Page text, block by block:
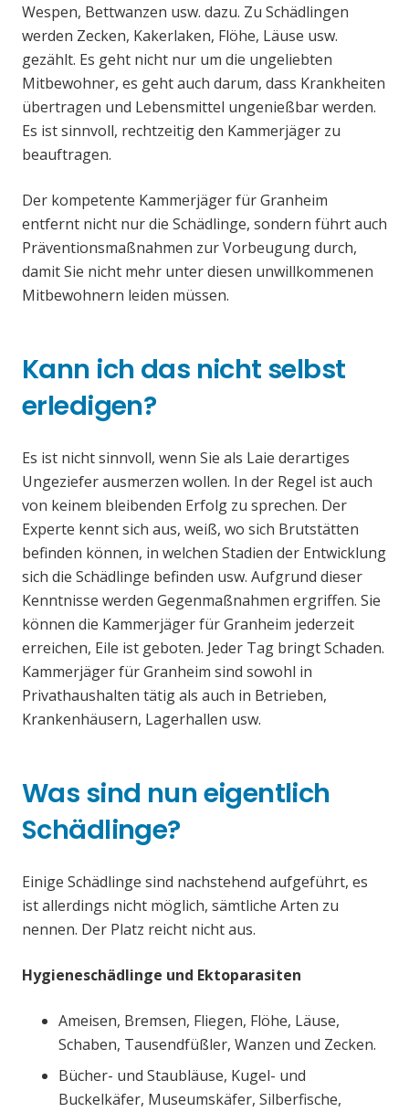
Wespen, Bettwanzen usw. dazu. Zu Schädlingen
werden Zecken, Kakerlaken, Flöhe, Läuse usw.
gezählt. Es geht nicht nur um die ungeliebten
Mitbewohner, es geht auch darum, dass Krankheiten
übertragen und Lebensmittel ungenießbar werden.
Es ist sinnvoll, rechtzeitig den Kammerjäger zu
beauftragen.
Der kompetente Kammerjäger für Granheim
entfernt nicht nur die Schädlinge, sondern führt auch
Präventionsmaßnahmen zur Vorbeugung durch,
damit Sie nicht mehr unter diesen unwillkommenen
Mitbewohnern leiden müssen.
Kann ich das nicht selbst
erledigen?
Es ist nicht sinnvoll, wenn Sie als Laie derartiges
Ungeziefer ausmerzen wollen. In der Regel ist auch
von keinem bleibenden Erfolg zu sprechen. Der
Experte kennt sich aus, weiß, wo sich Brutstätten
befinden können, in welchen Stadien der Entwicklung
sich die Schädlinge befinden usw. Aufgrund dieser
Kenntnisse werden Gegenmaßnahmen ergriffen. Sie
können die Kammerjäger für Granheim jederzeit
erreichen, Eile ist geboten. Jeder Tag bringt Schaden.
Kammerjäger für Granheim sind sowohl in
Privathaushalten tätig als auch in Betrieben,
Krankenhäusern, Lagerhallen usw.
Was sind nun eigentlich
Schädlinge?
Einige Schädlinge sind nachstehend aufgeführt, es
ist allerdings nicht möglich, sämtliche Arten zu
nennen. Der Platz reicht nicht aus.
Hygieneschädlinge und Ektoparasiten
Ameisen, Bremsen, Fliegen, Flöhe, Läuse,
Schaben, Tausendfüßler, Wanzen und Zecken.
Bücher- und Staubläuse, Kugel- und
Buckelkäfer, Museumskäfer, Silberfische,